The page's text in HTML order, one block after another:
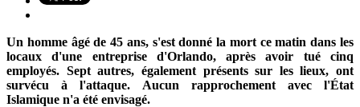
Un homme âgé de 45 ans, s'est donné la mort ce matin dans les
locaux d'une entreprise d'Orlando, après avoir tué cinq
employés. Sept autres, également présents sur les lieux, ont
survécu à l'attaque. Aucun rapprochement avec l'État
Islamique n'a été envisagé.